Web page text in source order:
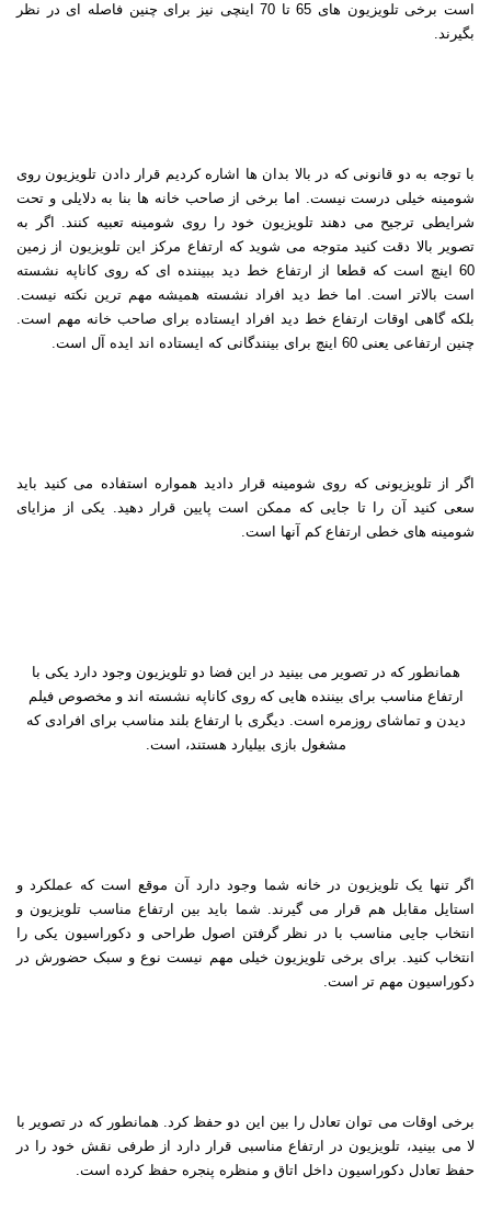
است برخی تلویزیون های 65 تا 70 اینچی نیز برای چنین فاصله ای در نظر
بگیرند.
با توجه به دو قانونی که در بالا بدان ها اشاره کردیم قرار دادن تلویزیون روی
شومینه خیلی درست نیست. اما برخی از صاحب خانه ها بنا به دلایلی و تحت
شرایطی ترجیح می دهند تلویزیون خود را روی شومینه تعبیه کنند. اگر به
تصویر بالا دقت کنید متوجه می شوید که ارتفاع مرکز این تلویزیون از زمین
60 اینچ است که قطعا از ارتفاع خط دید ببیننده ای که روی کاناپه نشسته
است بالاتر است. اما خط دید افراد نشسته همیشه مهم ترین نکته نیست.
بلکه گاهی اوقات ارتفاع خط دید افراد ایستاده برای صاحب خانه مهم است.
چنین ارتفاعی یعنی 60 اینچ برای بینندگانی که ایستاده اند ایده آل است
.
اگر از تلویزیونی که روی شومینه قرار دادید همواره استفاده می کنید باید
سعی کنید آن را تا جایی که ممکن است پایین قرار دهید. یکی از مزایای
شومینه های خطی ارتفاع کم آنها است.
همانطور که در تصویر می بینید در این فضا دو تلویزیون وجود دارد یکی با
ارتفاع مناسب برای بیننده هایی که روی کاناپه نشسته اند و مخصوص فیلم
دیدن و تماشای روزمره است. دیگری با ارتفاع بلند مناسب برای افرادی که
مشغول بازی بیلیارد هستند، است.
اگر تنها یک تلویزیون در خانه شما وجود دارد آن موقع است که عملکرد و
استایل مقابل هم قرار می گیرند. شما باید بین ارتفاع مناسب تلویزیون و
انتخاب جایی مناسب با در نظر گرفتن اصول طراحی و دکوراسیون یکی را
انتخاب کنید. برای برخی تلویزیون خیلی مهم نیست نوع و سبک حضورش در
دکوراسیون مهم تر است.
برخی اوقات می توان تعادل را بین این دو حفظ کرد. همانطور که در تصویر با
لا می بینید، تلویزیون در ارتفاع مناسبی قرار دارد از طرفی نقش خود را در
حفظ تعادل دکوراسیون داخل اتاق و منظره پنجره حفظ کرده است.